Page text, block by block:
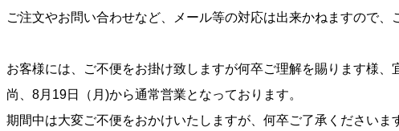
ご注文やお問い合わせなど、メール等の対応は出来かねますので、
お客様には、ご不便をお掛け致しますが何卒ご理解を賜ります様、
尚、8月19日（月)から通常営業となっております。
期間中は大変ご不便をおかけいたしますが、何卒ご了承くださいま